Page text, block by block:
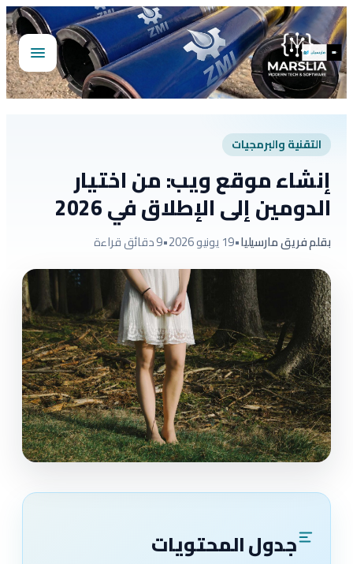
تخطى
إلى
المحتوى فتح
التقنية والبرمجيات
إنشاء موقع ويب: من اختيار
الدومين إلى الإطلاق في 2026
بقلم فريق مارسيليا•19 يونيو 2026 •9 دقائق قراءة
جدول المحتويات